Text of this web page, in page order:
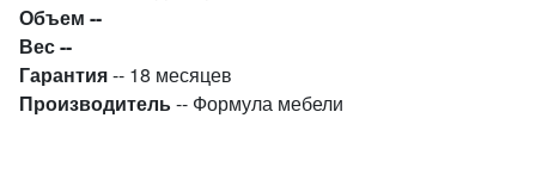
Объем --
Вес --
Гарантия-- 18 месяцев
Производитель-- Формула мебели